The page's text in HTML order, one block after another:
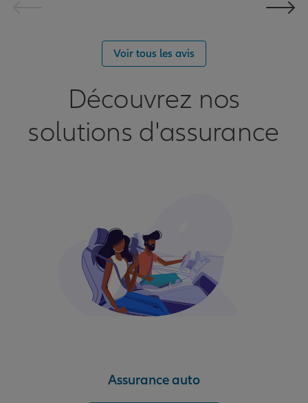
Voir tous les avis
Découvrez nos
solutions d'assurance
Assurance auto